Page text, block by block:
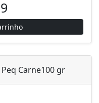
Carne100 gr